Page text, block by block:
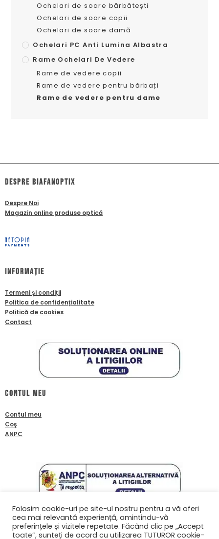
Ochelari de soare bărbătești
Ochelari de soare copii
Ochelari de soare damă
Ochelari PC Anti Lumina Albastra
Rame Ochelari De Vedere
Rame de vedere copii
Rame de vedere pentru bărbați
Rame de vedere pentru dame
dESPRE biafanoptix
Despre Noi
Magazin online produse optică
Informație
Termeni și condiții
Politica de confidențialitate
Politică de cookies
Contact
Contul meu
Contul meu
Coş
ANPC
Contact
Folosim cookie-uri pe site-ul nostru pentru a vă oferi
cea mai relevantă experiență, amintindu-vă
preferințele și vizitele repetate. Făcând clic pe „Accept
toate”, sunteți de acord cu utilizarea TUTUROR cookie-